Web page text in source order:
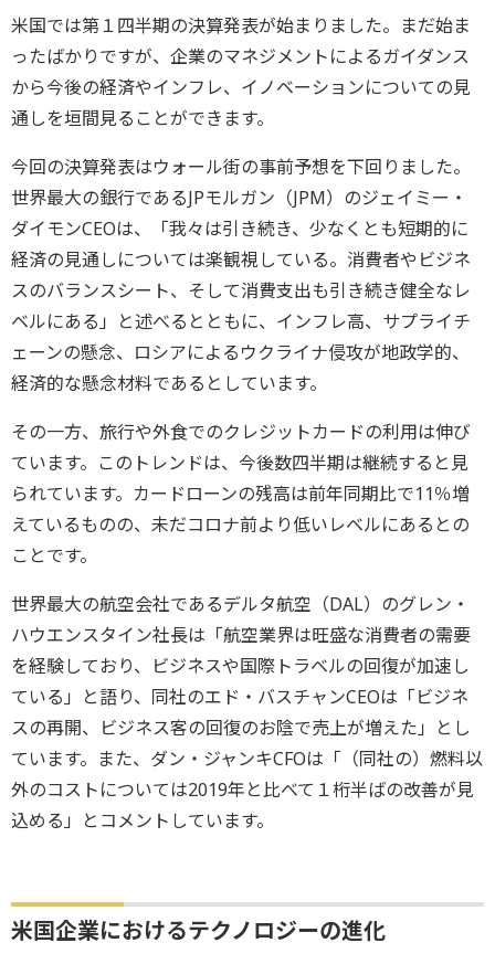
米国では第１四半期の決算発表が始まりました。まだ始ま
ったばかりですが、企業のマネジメントによるガイダンス
から今後の経済やインフレ、イノベーションについての見
通しを垣間見ることができます。
今回の決算発表はウォール街の事前予想を下回りました。
世界最大の銀行であるJPモルガン（JPM）のジェイミー・
ダイモンCEOは、「我々は引き続き、少なくとも短期的に
経済の見通しについては楽観視している。消費者やビジネ
スのバランスシート、そして消費支出も引き続き健全なレ
ベルにある」と述べるとともに、インフレ高、サプライチ
ェーンの懸念、ロシアによるウクライナ侵攻が地政学的、
経済的な懸念材料であるとしています。
その一方、旅行や外食でのクレジットカードの利用は伸び
ています。このトレンドは、今後数四半期は継続すると見
られています。カードローンの残高は前年同期比で11％増
えているものの、未だコロナ前より低いレベルにあるとの
ことです。
世界最大の航空会社であるデルタ航空（DAL）のグレン・
ハウエンスタイン社長は「航空業界は旺盛な消費者の需要
を経験しており、ビジネスや国際トラベルの回復が加速し
ている」と語り、同社のエド・バスチャンCEOは「ビジネ
スの再開、ビジネス客の回復のお陰で売上が増えた」とし
ています。また、ダン・ジャンキCFOは「（同社の）燃料以
外のコストについては2019年と比べて１桁半ばの改善が見
込める」とコメントしています。
米国企業におけるテクノロジーの進化